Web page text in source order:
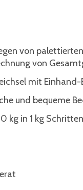
von
von
mit Einhand-
und bequeme
kg in 1 kg Schritten